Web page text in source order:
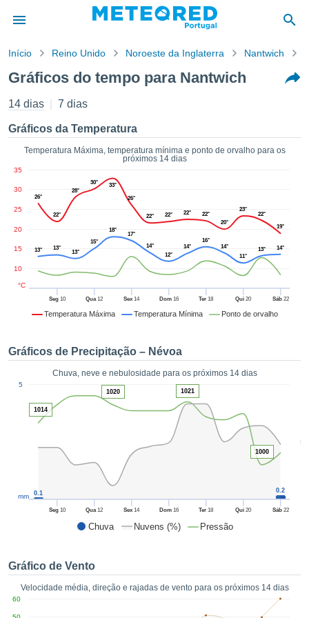
da
foi
por
para
que as
a este
forma
digital
fornecer-
de alta
o
no
como
CONTINUAR
CONFIGURAÇÕES
Início Reino Unido Noroeste da Inglaterra Nantwich
Gráficos do tempo para Nantwich
14 dias 7 dias
Gráficos da Temperatura
Temperatura Máxima, temperatura mínima e ponto de orvalho para os
próximos 14 dias
Temperatura Máxima Temperatura Mínima Ponto de orvalho
Seg10 Qua12 Sex 14 Dom16 Ter 18 Qui 20 Sáb22
10
15
20
25
30
35
°C
26°
22°
28°
30° 33°
26°
22° 22° 22°
22°
20°
23°
22°
19°
13° 13°
13°
15°
18°
17°
14°
12°
14°
16°
14°
11°
13° 14°
Gráficos de Precipitação – Névoa
Chuva, neve e nebulosidade para os próximos 14 dias
Chuva Nuvens (%) Pressão
50
Seg10 Qua12 Sex 14 Dom16 Ter 18 Qui 20 Sáb22
5
mm 0.1 0.2
1014
1020 1021
1000
Gráfico de Vento
Velocidade média, direção e rajadas de vento para os próximos 14 dias
60